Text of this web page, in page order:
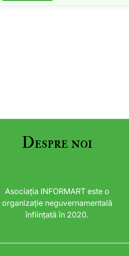
Despre noi
Asociația INFORMART este o
organizație neguvernamentală
înființată în 2020.